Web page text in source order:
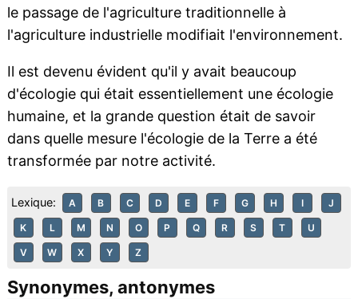
le passage de l'agriculture traditionnelle à
l'agriculture industrielle modifiait l'environnement.
Il est devenu évident qu'il y avait beaucoup
d'écologie qui était essentiellement une écologie
humaine, et la grande question était de savoir
dans quelle mesure l'écologie de la Terre a été
transformée par notre activité.
Lexique: A B C D E F G H I J
K L M N O P Q R S T U
V W X Y Z
Synonymes, antonymes